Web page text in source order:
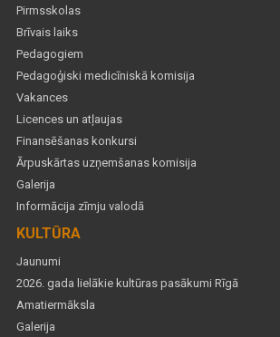
Pirmsskolas
Brīvais laiks
Pedagogiem
Pedagoģiski medicīniskā komisija
Vakances
Licences un atļaujas
Finansēšanas konkursi
Ārpuskārtas uzņemšanas komisija
Galerija
Informācija zīmju valodā
KULTŪRA
Jaunumi
2026. gada lielākie kultūras pasākumi Rīgā
Amatiermāksla
Galerija